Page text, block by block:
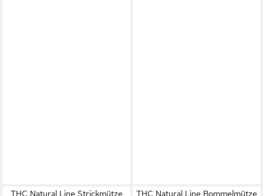
THC Natural Line Strickmütze
THC Natural Line Bommelmütze